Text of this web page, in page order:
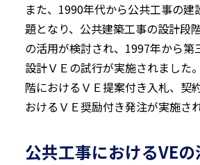
また、1990年代から公共工事の建
題となり、公共建築工事の設計段
の活用が検討され、1997年から第
設計ＶＥの試行が実施されました
階におけるＶＥ提案付き入札、契
おけるＶＥ奨励付き発注が実施さ
公共工事におけるVEの